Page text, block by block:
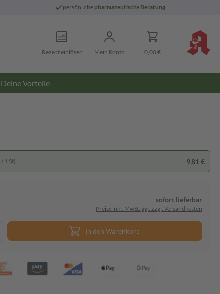
persönliche pharmazeutische Beratung
Rezept einlösen Mein Konto 0,00 €
Deine Vorteile
1 St) 9,81 €
sofort lieferbar
Preise inkl. MwSt. ggf. zzgl. Versandkosten
In den Warenkorb